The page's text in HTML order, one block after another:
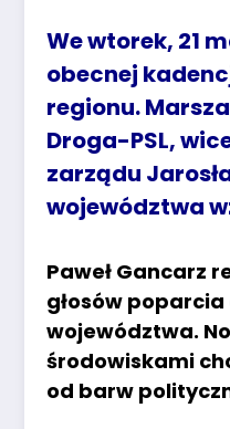
We wtorek, 21
obecnej
regionu.
Droga-PSL,
zarządu
województwa
Paweł Gancarz
głosów
województwa.
środowiskami
od barw